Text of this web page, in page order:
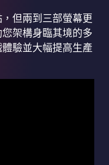
但兩到三部螢幕更
架構身臨其境的多
驗並大幅提高生產